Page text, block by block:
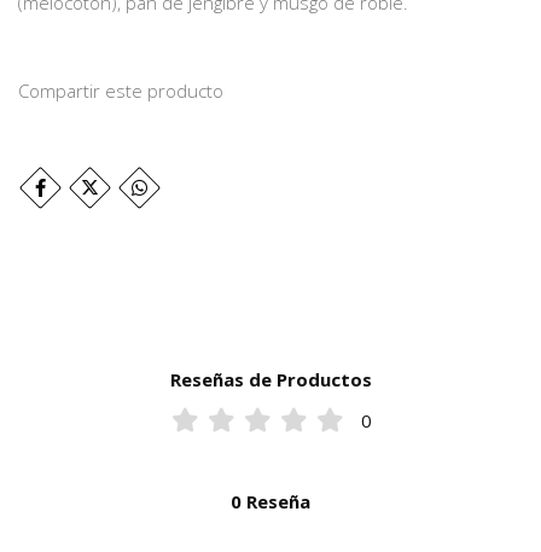
Compartir este producto
Reseñas de Productos
0
0 Reseña